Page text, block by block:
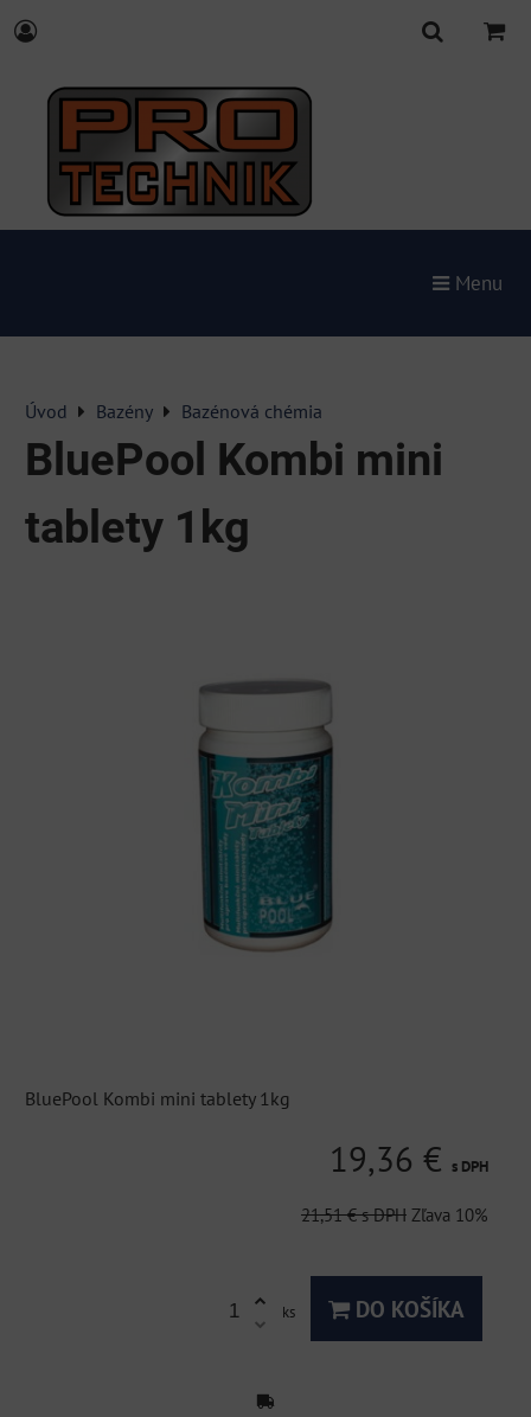
Menu
Úvod Bazény Bazénová chémia
BluePool Kombi mini
tablety 1kg
BluePool Kombi mini tablety 1kg
19,36 € s DPH
21,51 € s DPH Zľava 10%
ks DO KOŠÍKA